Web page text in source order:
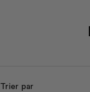
Trier par